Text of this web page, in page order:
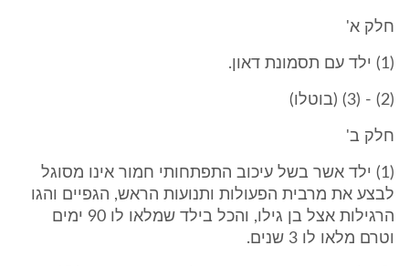
חלק א'
(1) ילד עם תסמונת דאון.
(2) - (3) (בוטלו)
חלק ב'
(1) ילד אשר בשל עיכוב התפתחותי חמור אינו מסוגל
לבצע את מרבית הפעולות ותנועות הראש, הגפיים והגו
הרגילות אצל בן גילו, והכל בילד שמלאו לו 90 ימים
וטרם מלאו לו 3 שנים.